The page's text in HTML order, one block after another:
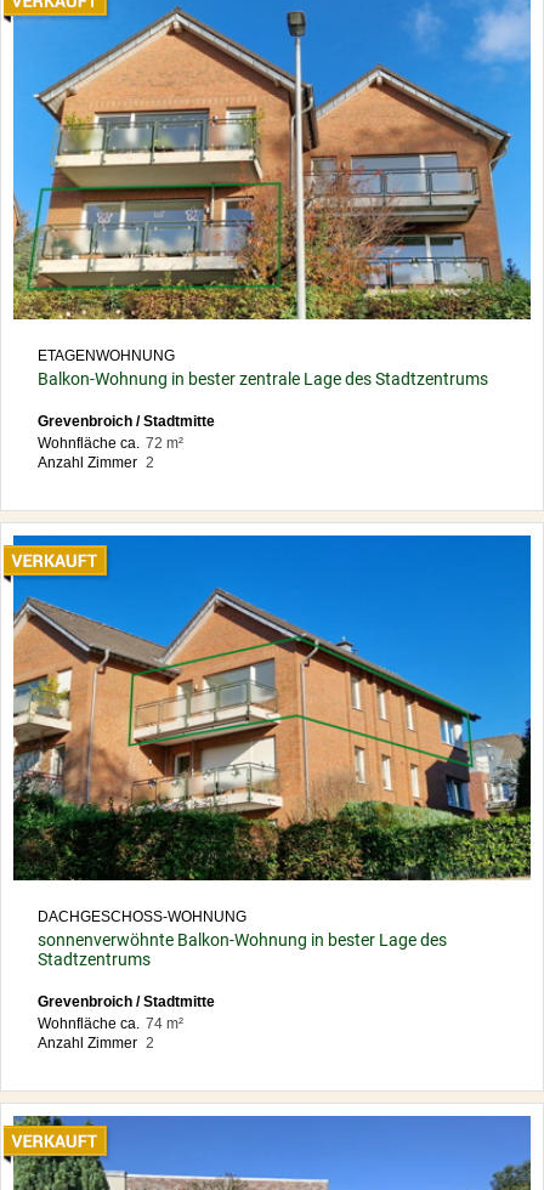
ETAGENWOHNUNG
Balkon-Wohnung in bester zentrale Lage des Stadtzentrums
Grevenbroich / Stadtmitte
Wohnfläche ca. 72 m²
Anzahl Zimmer 2
DACHGESCHOSS-WOHNUNG
sonnenverwöhnte Balkon-Wohnung in bester Lage des
Stadtzentrums
Grevenbroich / Stadtmitte
Wohnfläche ca.
74 m²
Anzahl Zimmer 2